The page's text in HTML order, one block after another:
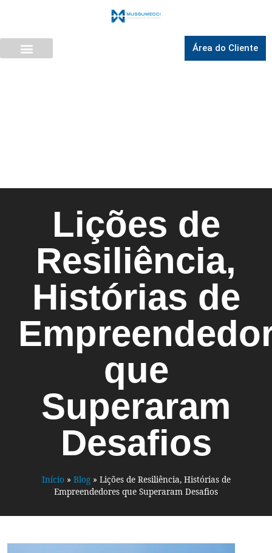
Área do Cliente
Lições de
Resiliência,
Histórias de
que
Superaram
Desafios
Início » Blog» Lições de Resiliência, Histórias de
Empreendedores que Superaram Desafios